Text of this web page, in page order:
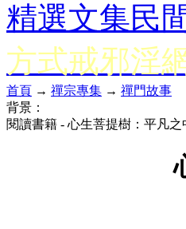
精選文集民
方式戒邪淫
首頁 → 禪宗專集 → 禪門故事
背景：
閱讀書籍 - 心生菩提樹：平凡